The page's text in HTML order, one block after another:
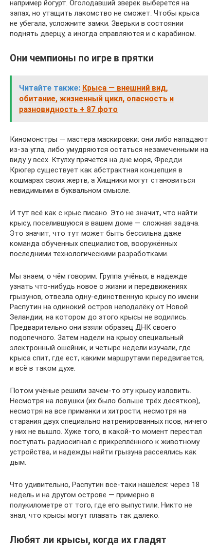
например йогурт. Оголодавший зверек выберется на
запах, но утащить лакомство не сможет. Чтобы крыса
не убегала, усложните замки. Зверьки в состоянии
поднять дверцу, а иногда справляются и с карабином.
Они чемпионы по игре в прятки
Читайте также: Крыса — внешний вид,
обитание, жизненный цикл, опасность и
разновидность + 87 фото
Киномонстры — мастера маскировки: они либо нападают
из-за угла, либо умудряются остаться незамеченными на
виду у всех. Ктулху прячется на дне моря, Фредди
Крюгер существует как абстрактная концепция в
кошмарах своих жертв, а Хищники могут становиться
невидимыми в буквальном смысле.
И тут всё как с крыс писано. Это не значит, что найти
крысу, поселившуюся в вашем доме — сложная задача.
Это значит, что тут может быть бессильна даже
команда обученных специалистов, вооружённых
последними технологическими разработками.
Мы знаем, о чём говорим. Группа учёных, в надежде
узнать что-нибудь новое о жизни и передвижениях
грызунов, отвезла одну-единственную крысу по имени
Распутин на одинокий остров неподалёку от Новой
Зеландии, на котором до этого крысы не водились.
Предварительно они взяли образец ДНК своего
подопечного. Затем надели на крысу специальный
электронный ошейник, и четыре недели изучали, где
крыса спит, где ест, какими маршрутами передвигается,
и всё в таком духе.
Потом учёные решили зачем-то эту крысу изловить.
Несмотря на ловушки (их было больше трёх десятков),
несмотря на все приманки и хитрости, несмотря на
старания двух специально натренированных псов, ничего
у них не вышло. Хуже того, в какой-то момент перестал
поступать радиосигнал с прикреплённого к животному
устройства, и надежды найти грызуна рассеялись как
дым.
Что удивительно, Распутин всё-таки нашёлся: через 18
недель и на другом острове — примерно в
полукилометре от того, где его выпустили. Никто не
знал, что крысы могут плавать так далеко.
Любят ли крысы, когда их гладят